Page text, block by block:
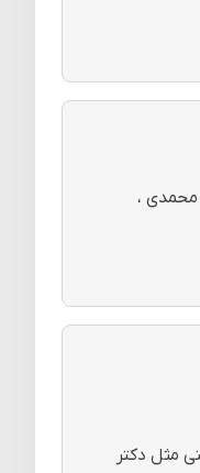
،
مثل دکتر